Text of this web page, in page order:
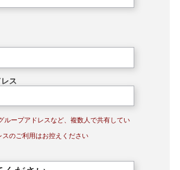
ス
ループアドレスなど、複数人で共有してい
スのご利用はお控えください